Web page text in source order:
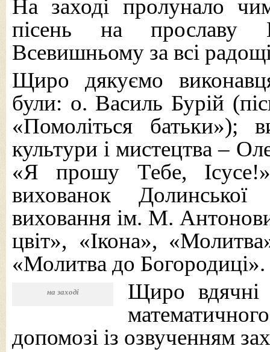
На заході пролунало
пісень на прославу
Всевишньому за всі
Щиро дякуємо
були: о. Василь Бурій
«Помоліться батьки»);
культури і мистецтва –
«Я прошу Тебе,
вихованок
виховання ім. М.
цвіт», «Ікона»,
«Молитва до Богородиці».
на заході
Щиро вдячні
допомозі із озвученням